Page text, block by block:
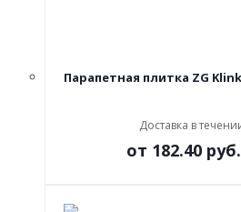
Парапетная плитка ZG
Доставка в
от 182.40 руб.